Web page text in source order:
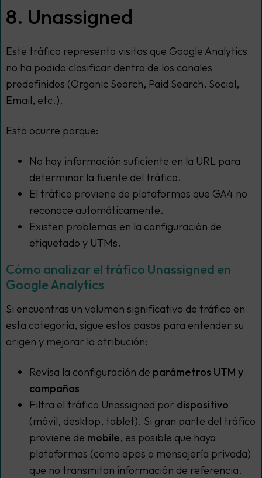
8. Unassigned
Este tráfico representa visitas que Google Analytics
no ha podido clasificar dentro de los canales
predefinidos (Organic Search, Paid Search, Social,
Email, etc.).
Esto ocurre porque:
No hay información suficiente en la URL para
determinar la fuente del tráfico.
El tráfico proviene de plataformas que GA4 no
reconoce automáticamente.
Existen problemas en la configuración de
etiquetado y UTMs.
Cómo analizar el tráfico Unassigned en
Google Analytics
Si encuentras un volumen significativo de tráfico en
esta categoría, sigue estos pasos para entender su
origen y mejorar la atribución:
Revisa la configuración de parámetros UTM y
campañas
Filtra el tráfico Unassigned por dispositivo
(móvil, desktop, tablet). Si gran parte del tráfico
proviene de mobile, es posible que haya
plataformas (como apps o mensajería privada)
que no transmitan información de referencia.